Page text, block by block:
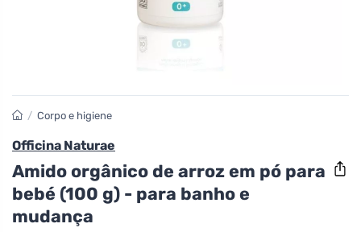
/ Corpo e higiene
Officina Naturae
Amido orgânico de arroz em pó para
bebé (100 g) - para banho e
mudança